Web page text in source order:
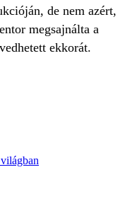
de nem azért,
megsajnálta a
ekkorát.